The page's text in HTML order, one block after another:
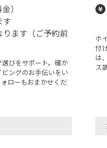
）
す
ます（ご予約前
びをサポート。確か
ングのお手伝いをい
ローもおまかせくだ
ホ
付
は
ス